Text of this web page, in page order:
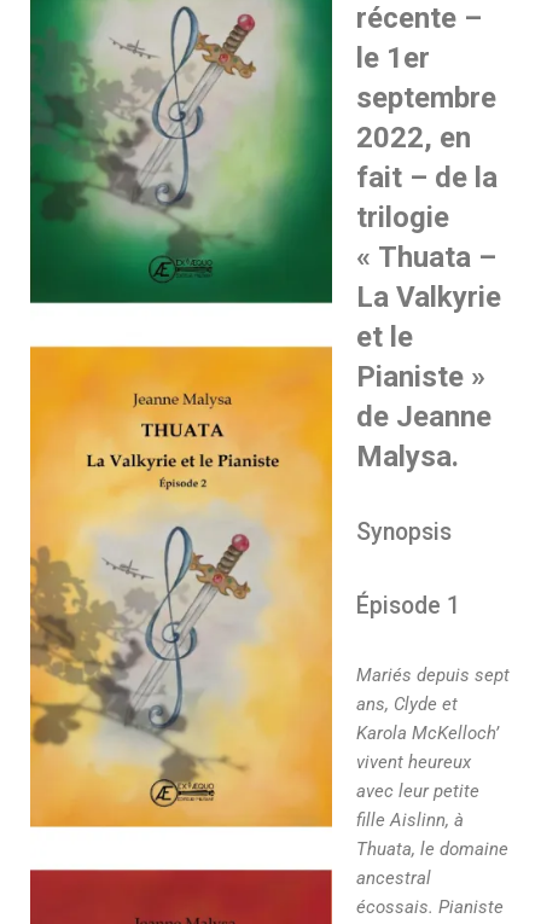
récente –
le 1er
septembre
2022, en
fait – de la
trilogie
« Thuata –
La Valkyrie
et le
Pianiste »
de Jeanne
Malysa.
Synopsis
Épisode 1
Mariés depuis sept
ans, Clyde et
Karola McKelloch’
vivent heureux
avec leur petite
fille Aislinn, à
Thuata, le domaine
ancestral
écossais. Pianiste